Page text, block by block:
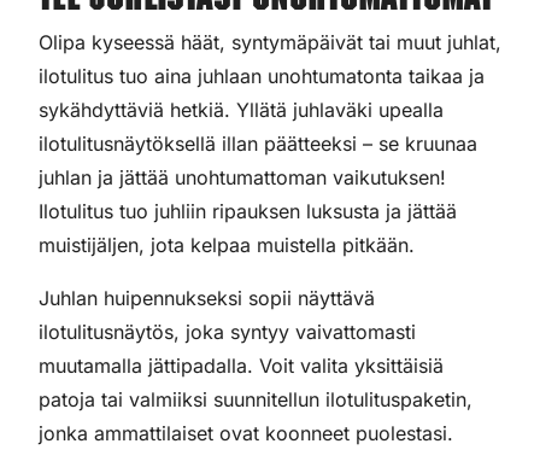
Olipa kyseessä häät, syntymäpäivät tai muut juhlat,
ilotulitus tuo aina juhlaan unohtumatonta taikaa ja
sykähdyttäviä hetkiä. Yllätä juhlaväki upealla
ilotulitusnäytöksellä illan päätteeksi – se kruunaa
juhlan ja jättää unohtumattoman vaikutuksen!
Ilotulitus tuo juhliin ripauksen luksusta ja jättää
muistijäljen, jota kelpaa muistella pitkään.
Juhlan huipennukseksi sopii näyttävä
ilotulitusnäytös, joka syntyy vaivattomasti
muutamalla jättipadalla. Voit valita yksittäisiä
patoja tai valmiiksi suunnitellun ilotulituspaketin,
jonka ammattilaiset ovat koonneet puolestasi.